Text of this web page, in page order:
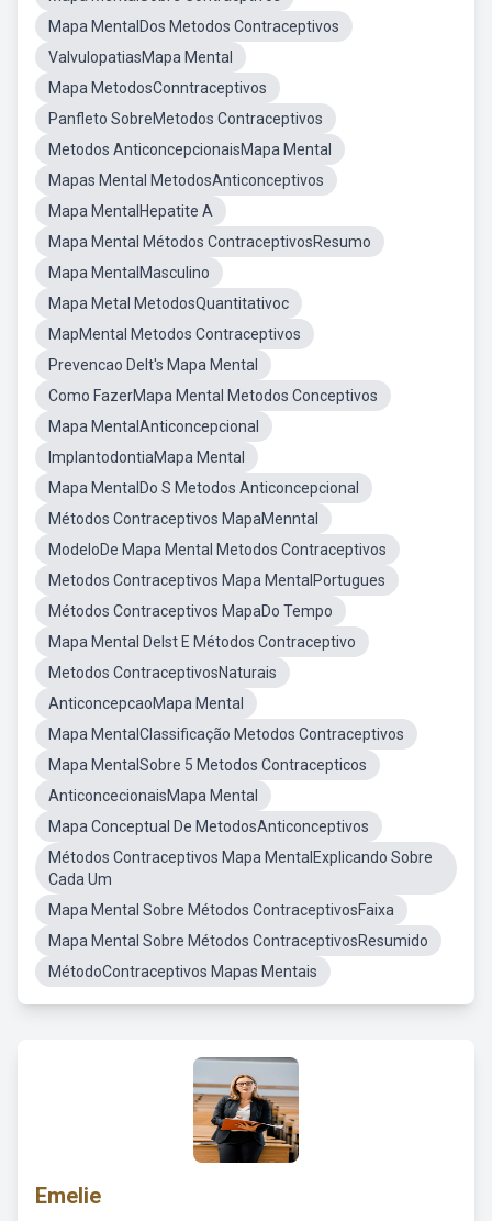
Mapa MentalDos Metodos Contraceptivos
ValvulopatiasMapa Mental
Mapa MetodosConntraceptivos
Panfleto SobreMetodos Contraceptivos
Metodos AnticoncepcionaisMapa Mental
Mapas Mental MetodosAnticonceptivos
Mapa MentalHepatite A
Mapa Mental Métodos ContraceptivosResumo
Mapa MentalMasculino
Mapa Metal MetodosQuantitativoc
MapMental Metodos Contraceptivos
Prevencao DeIt's Mapa Mental
Como FazerMapa Mental Metodos Conceptivos
Mapa MentalAnticoncepcional
ImplantodontiaMapa Mental
Mapa MentalDo S Metodos Anticoncepcional
Métodos Contraceptivos MapaMenntal
ModeloDe Mapa Mental Metodos Contraceptivos
Metodos Contraceptivos Mapa MentalPortugues
Métodos Contraceptivos MapaDo Tempo
Mapa Mental DeIst E Métodos Contraceptivo
Metodos ContraceptivosNaturais
AnticoncepcaoMapa Mental
Mapa MentalClassificação Metodos Contraceptivos
Mapa MentalSobre 5 Metodos Contracepticos
AnticoncecionaisMapa Mental
Mapa Conceptual De MetodosAnticonceptivos
Métodos Contraceptivos Mapa MentalExplicando Sobre
Cada Um
Mapa Mental Sobre Métodos ContraceptivosFaixa
Mapa Mental Sobre Métodos ContraceptivosResumido
MétodoContraceptivos Mapas Mentais
Emelie